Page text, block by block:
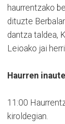
haurrentzako
dituzte
dantza taldea,
Leioako jai
Haurren
11:00
kiroldegian.